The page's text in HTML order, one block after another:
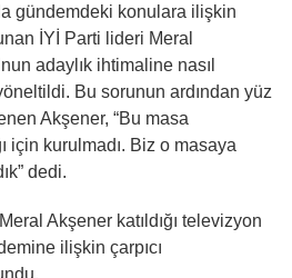
gündemdeki konulara ilişkin
İYİ Parti lideri Meral
adaylık ihtimaline nasıl
Bu sorunun ardından yüz
Akşener, “Bu masa
için kurulmadı. Biz o masaya
dedi.
Akşener katıldığı televizyon
ilişkin çarpıcı